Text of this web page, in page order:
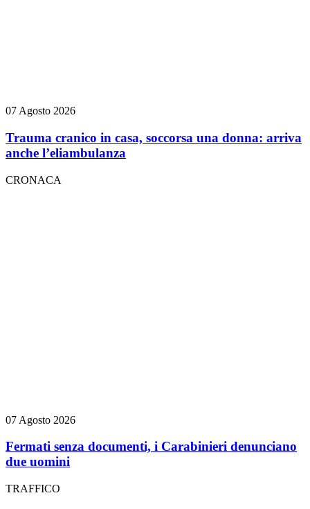
07 Agosto 2026
Trauma cranico in casa, soccorsa una donna: arriva
anche l’eliambulanza
CRONACA
07 Agosto 2026
Fermati senza documenti, i Carabinieri denunciano
due uomini
TRAFFICO